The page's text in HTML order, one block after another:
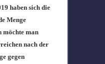
haben sich die
Menge
möchte man
nach der
gegen